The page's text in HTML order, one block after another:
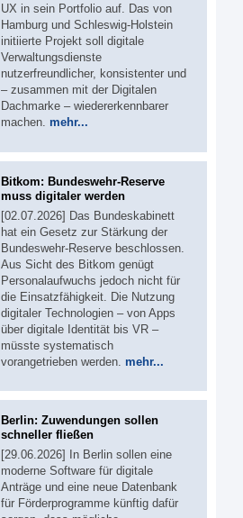
UX in sein Portfolio auf. Das von
Hamburg und Schleswig-Holstein
initiierte Projekt soll digitale
Verwaltungsdienste
nutzerfreundlicher, konsistenter und
– zusammen mit der Digitalen
Dachmarke – wiedererkennbarer
machen. mehr...
Bitkom: Bundeswehr-Reserve
muss digitaler werden
[02.07.2026] Das Bundeskabinett
hat ein Gesetz zur Stärkung der
Bundeswehr-Reserve beschlossen.
Aus Sicht des Bitkom genügt
Personalaufwuchs jedoch nicht für
die Einsatzfähigkeit. Die Nutzung
digitaler Technologien – von Apps
über digitale Identität bis VR –
müsste systematisch
vorangetrieben werden. mehr...
Berlin: Zuwendungen sollen
schneller fließen
[29.06.2026] In Berlin sollen eine
moderne Software für digitale
Anträge und eine neue Datenbank
für Förderprogramme künftig dafür